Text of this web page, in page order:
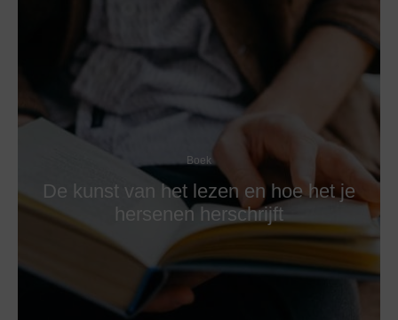
Boek
De kunst van het lezen en hoe het je
hersenen herschrijft